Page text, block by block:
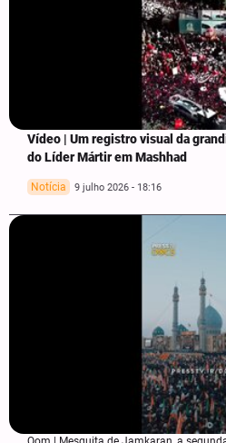
Vídeo | Um registro visual da
do Líder Mártir em Mashhad
Notícia 9 julho 2026 - 18:16